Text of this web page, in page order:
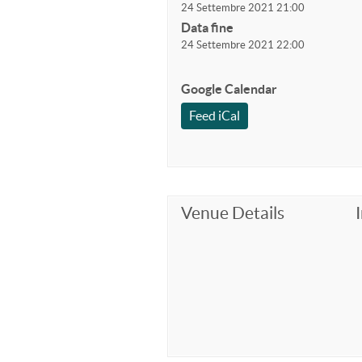
24 Settembre 2021 21:00
Data fine
24 Settembre 2021 22:00
Google Calendar
Feed iCal
Venue Details